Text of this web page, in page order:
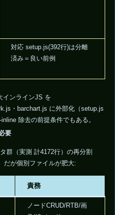
対応 setup.js(392行)は分離
済み＝良い前例
インラインJS を
・barchart.js に外部化（setup.js
除去の前提条件でもある。
要
群（実測 計4172行）の再分割
だが個別ファイルが肥大:
責務
ノードCRUD/RTB/画